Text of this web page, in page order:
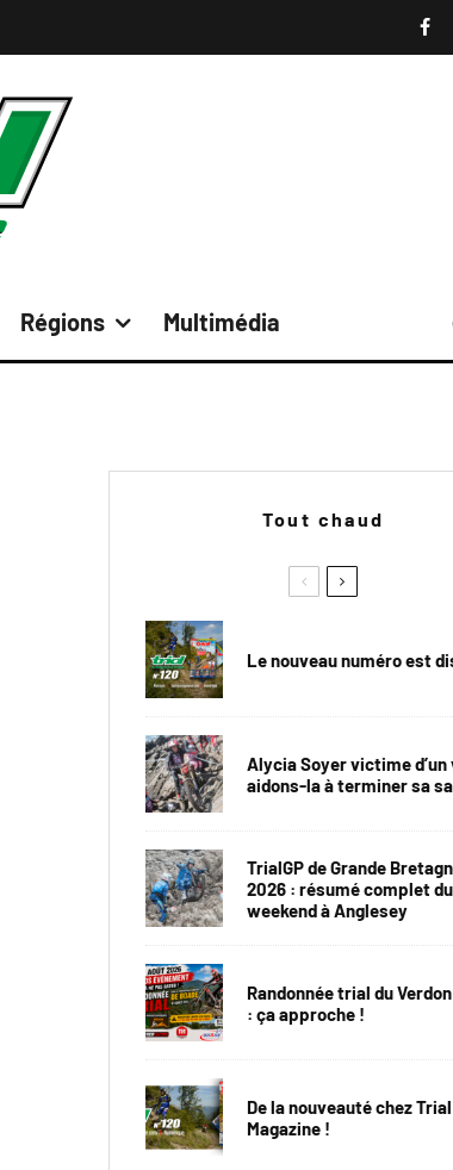
Régions Multimédia
Tout chaud
Le nouveau numéro est
Alycia Soyer victime d’un
aidons-la à terminer sa
TrialGP de Grande
2026 : résumé complet du
weekend à Anglesey
Randonnée trial du
: ça approche !
De la nouveauté chez Trial
Magazine !